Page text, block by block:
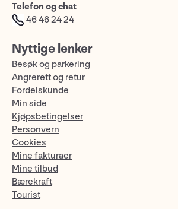
Telefon og chat
46 46 24 24
Nyttige lenker
Besøk og parkering
Angrerett og retur
Fordelskunde
Min side
Kjøpsbetingelser
Personvern
Cookies
Mine fakturaer
Mine tilbud
Bærekraft
Tourist